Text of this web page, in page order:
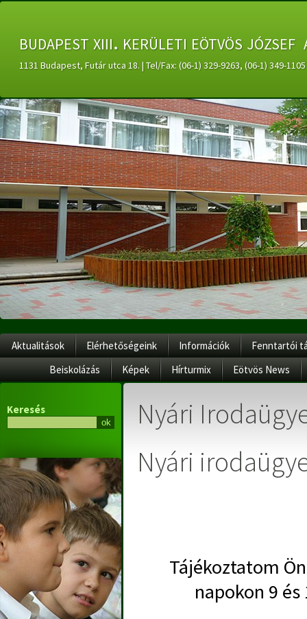
budapest xiii. kerületi eötvös
1131 Budapest, Futár utca 18. | Tel/Fax: (06-1) 329-9263, (06-1) 349-
Aktualitások Elérhetőségeink Információk
Fenntartói
Beiskolázás
Képek Hírturmix Eötvös News
Keresés
Nyári
Nyári
Tájékoztatom
napokon 9